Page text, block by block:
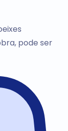
pode ser